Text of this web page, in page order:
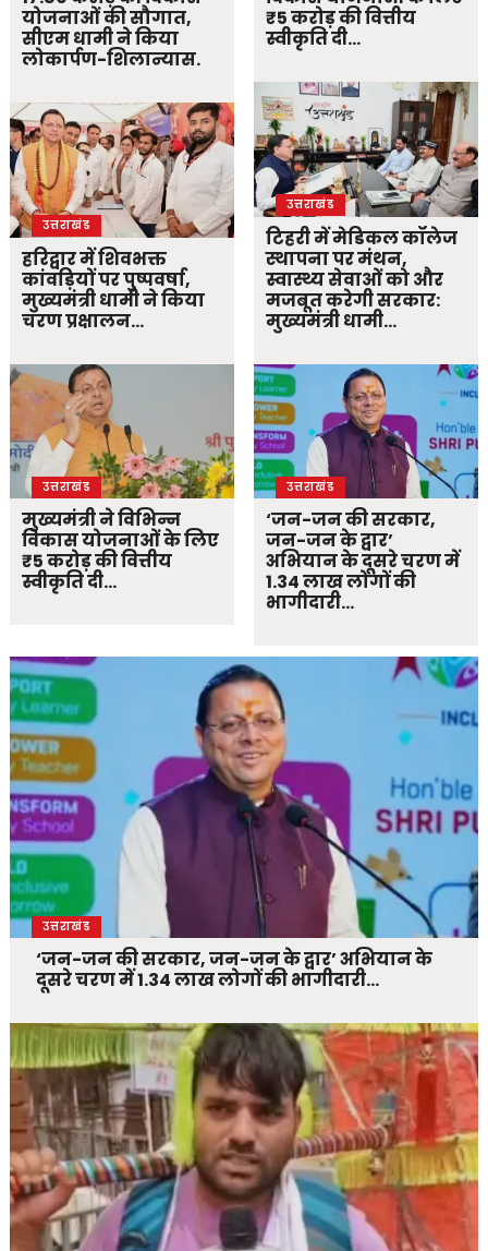
योजनाओं की सौगात,
सीएम धामी ने किया
लोकार्पण-शिलान्यास.
उत्तराखंड
हरिद्वार में शिवभक्त
कांवड़ियों पर पुष्पवर्षा,
मुख्यमंत्री धामी ने किया
चरण प्रक्षालन…
उत्तराखंड
मुख्यमंत्री ने विभिन्न
विकास योजनाओं के लिए
₹5 करोड़ की वित्तीय
स्वीकृति दी…
₹5 करोड़ की वित्तीय
स्वीकृति दी…
उत्तराखंड
टिहरी में मेडिकल कॉलेज
स्थापना पर मंथन,
स्वास्थ्य सेवाओं को और
मजबूत करेगी सरकार:
मुख्यमंत्री धामी…
उत्तराखंड
‘जन-जन की सरकार,
जन-जन के द्वार’
अभियान के दूसरे चरण में
1.34 लाख लोगों की
भागीदारी…
उत्तराखंड
‘जन-जन की सरकार, जन-जन के द्वार’ अभियान के
दूसरे चरण में 1.34 लाख लोगों की भागीदारी…